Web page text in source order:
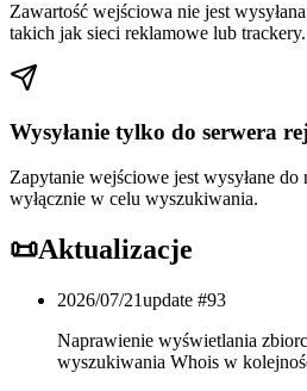
Zawartość wejściowa nie jest
takich jak sieci reklamowe lub trackery.
Wysyłanie tylko do serwera
Zapytanie wejściowe jest wysyłane
wyłącznie w celu wyszukiwania.
📜Aktualizacje
2026/07/21update #93
Naprawienie wyświetlania
wyszukiwania Whois w